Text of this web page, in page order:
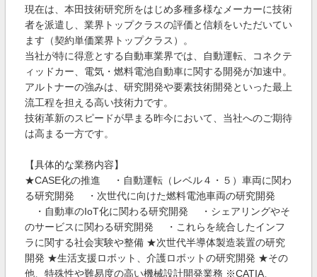
現在は、本田技術研究所をはじめ多種多様なメーカーに技術
者を派遣し、業界トップクラスの評価と信頼をいただいてい
ます（契約単価業界トップクラス）。
当社が特に得意とする自動車業界では、自動運転、コネクテ
ィッドカー、電気・燃料電池自動車に関する開発が加速中。
アルトナーの強みは、研究開発や要素技術開発といった最上
流工程を担える高い技術力です。
技術革新のスピードが早まる昨今において、当社へのご期待
は高まる一方です。
【具体的な業務内容】
★CASE化の推進 ・自動運転（レベル４・５）車両に関わ
る研究開発 ・次世代に向けた燃料電池車両の研究開発
・自動車のIoT化に関わる研究開発 ・シェアリングやそ
のサービスに関わる研究開発 ・これらを統合したインフ
ラに関する社会実験や整備 ★次世代半導体製造装置の研究
開発 ★生活支援ロボット、介護ロボットの研究開発 ★その
他、特殊性や難易度の高い機械設計開発業務 ※CATIA、